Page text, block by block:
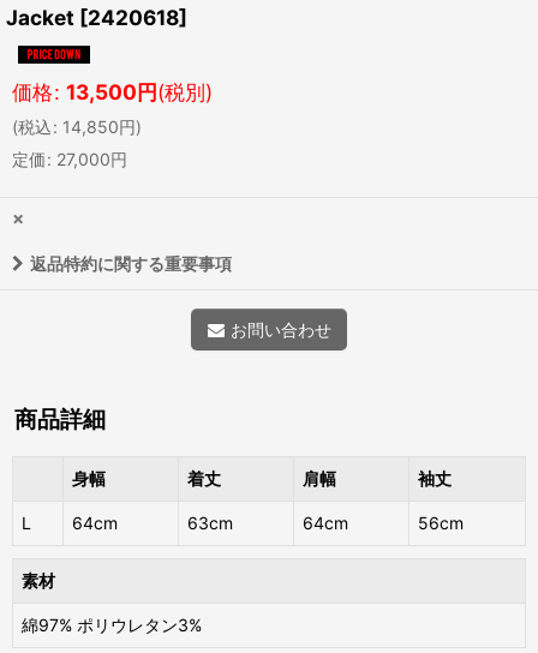
Jacket [2420618]
価格: 13,500円(税別)
(税込: 14,850円)
定価: 27,000円
×
返品特約に関する重要事項
お問い合わせ
商品詳細
身幅 着丈 肩幅 袖丈
L 64cm 63cm 64cm 56cm
素材
綿97% ポリウレタン3%